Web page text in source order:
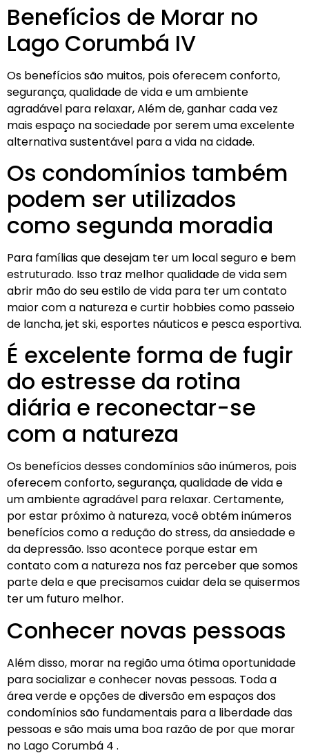
Benefícios de Morar no
Lago Corumbá IV
Os benefícios são muitos, pois oferecem conforto,
segurança, qualidade de vida e um ambiente
agradável para relaxar, Além de, ganhar cada vez
mais espaço na sociedade por serem uma excelente
alternativa sustentável para a vida na cidade.
Os condomínios também
podem ser utilizados
como segunda moradia
Para famílias que desejam ter um local seguro e bem
estruturado. Isso traz melhor qualidade de vida sem
abrir mão do seu estilo de vida para ter um contato
maior com a natureza e curtir hobbies como passeio
de lancha, jet ski, esportes náuticos e pesca esportiva.
É excelente forma de fugir
do estresse da rotina
diária e reconectar-se
com a natureza
Os benefícios desses condomínios são inúmeros, pois
oferecem conforto, segurança, qualidade de vida e
um ambiente agradável para relaxar. Certamente,
por estar próximo à natureza, você obtém inúmeros
benefícios como a redução do stress, da ansiedade e
da depressão. Isso acontece porque estar em
contato com a natureza nos faz perceber que somos
parte dela e que precisamos cuidar dela se quisermos
ter um futuro melhor.
Conhecer novas pessoas
Além disso, morar na região uma ótima oportunidade
para socializar e conhecer novas pessoas. Toda a
área verde e opções de diversão em espaços dos
condomínios são fundamentais para a liberdade das
pessoas e são mais uma boa razão de por que morar
no Lago Corumbá 4 .